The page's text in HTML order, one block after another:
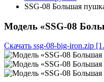
SSG-08 Большая
Модель «SSG-08
Скачать ssg-08-big-iron.zip